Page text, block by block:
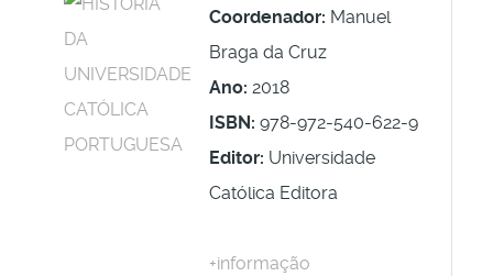
Coordenador: Manuel
Braga da Cruz
Ano: 2018
ISBN: 978-972-540-622-9
Editor: Universidade
Católica Editora
+informação